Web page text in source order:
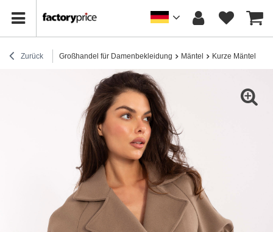
Zurück Großhandel für Damenbekleidung Mäntel Kurze Mäntel